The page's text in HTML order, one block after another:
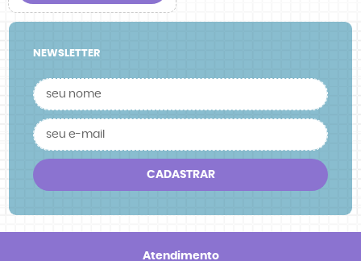
NEWSLETTER
CADASTRAR
Atendimento